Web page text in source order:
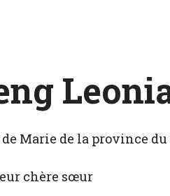
Marie de la province
chère sœur